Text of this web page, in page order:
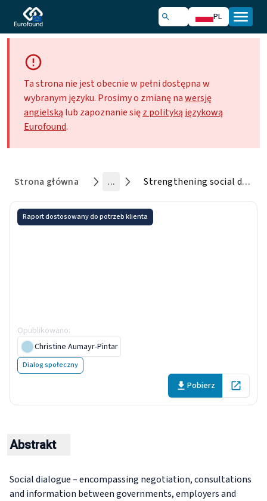
PL
Ta strona nie jest obecnie w pełni dostępna w
wybranym języku. Prosimy o zmianę nawersję
angielską lub zapoznanie sięz polityką językową
Eurofound.
Strona główna ... Strengthening social dialogue in the European Union: A strategic imperative for national governments - Background paper
Raport dostosowany do potrzeb klienta
Opublikowano:
Christine Aumayr-Pintar
Dialog społeczny
Pobierz Open in
Abstrakt
Social dialogue – encompassing negotiation, consultations
and information between governments, employers and